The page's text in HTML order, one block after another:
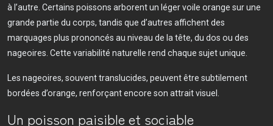
à l’autre. Certains poissons arborent un léger voile orange sur une
grande partie du corps, tandis que d’autres affichent des
marquages plus prononcés au niveau de la tête, du dos ou des
nageoires. Cette variabilité naturelle rend chaque sujet unique.
Les nageoires, souvent translucides, peuvent être subtilement
bordées d’orange, renforçant encore son attrait visuel.
Un poisson paisible et sociable